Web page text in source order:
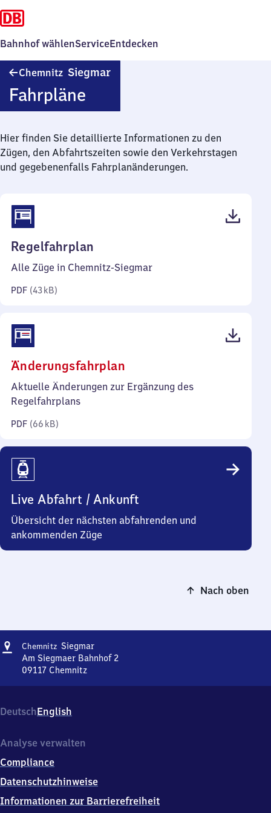
Bahnhof wählenServiceEntdecken
Chemnitz Siegmar
Fahrpläne
Hier finden Sie detaillierte Informationen zu den
Zügen, den Abfahrtszeiten sowie den Verkehrstagen
und gegebenenfalls Fahrplanänderungen.
Regelfahrplan
43
Alle Züge in Chemnitz-Siegmar
PDF (43 kB)
Änderungsfahrplan
66
Aktuelle Änderungen zur Ergänzung des
Regelfahrplans
PDF (66 kB)
Live Abfahrt / Ankunft
Übersicht der nächsten abfahrenden und
ankommenden Züge
Nach oben
Adresse
Chemnitz SiegmarChemnitz-
Siegmar
Am Siegmaer Bahnhof 2
09117 Chemnitz
Am
Siegmaer
2,
9
1
7
DeutschEnglish
Analyse verwalten
Compliance
Datenschutzhinweise
Informationen zur Barrierefreiheit